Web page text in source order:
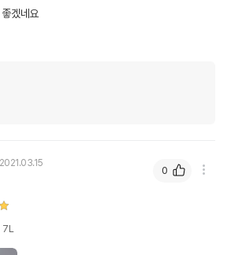
겠네요
2021.03.15
0